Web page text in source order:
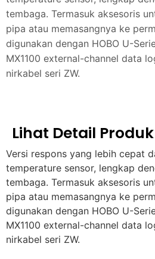
tembaga. Termasuk aksesoris
pipa atau memasangnya ke
digunakan dengan HOBO U-
MX1100 external-channel data
nirkabel seri ZW.
Lihat Detail Produk
Versi respons yang lebih cepat
temperature sensor, lengkap
tembaga. Termasuk aksesoris
pipa atau memasangnya ke
digunakan dengan HOBO U-
MX1100 external-channel data
nirkabel seri ZW.